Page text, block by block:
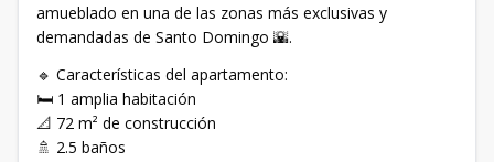
amueblado en una de las zonas más exclusivas y
demandadas de Santo Domingo 🌇.
🔹 Características del apartamento:
🛏️ 1 amplia habitación
📐 72 m² de construcción
🚿 2.5 baños